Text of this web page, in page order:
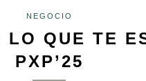
NEGOCIO
LO QUE TE
PXP’25